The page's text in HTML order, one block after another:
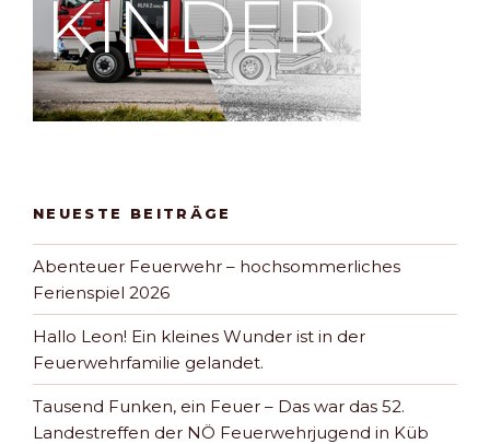
NEUESTE BEITRÄGE
Abenteuer Feuerwehr – hochsommerliches
Ferienspiel 2026
Hallo Leon! Ein kleines Wunder ist in der
Feuerwehrfamilie gelandet.
Tausend Funken, ein Feuer – Das war das 52.
Landestreffen der NÖ Feuerwehrjugend in Küb